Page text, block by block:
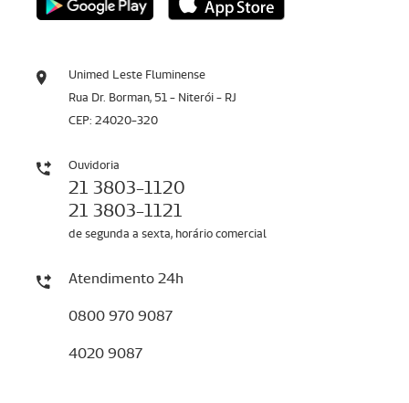
Unimed Leste Fluminense
Rua Dr. Borman, 51 - Niterói - RJ
CEP: 24020-320
Ouvidoria
21 3803-1120
21 3803-1121
de segunda a sexta, horário comercial
Atendimento 24h
0800 970 9087
4020 9087